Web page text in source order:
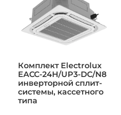
Комплект Electrolux
EACC-24H/UP3-DC/N8
инверторной сплит-
системы, кассетного
типа